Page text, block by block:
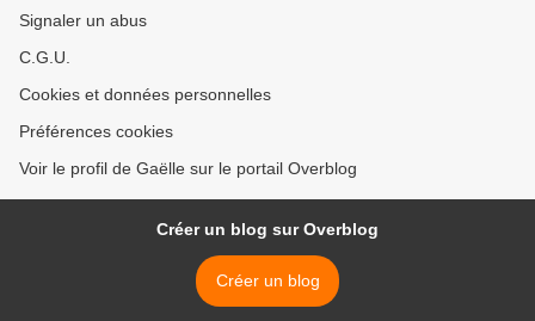
Signaler un abus
C.G.U.
Cookies et données personnelles
Préférences cookies
Voir le profil de Gaëlle sur le portail Overblog
Créer un blog sur Overblog
Créer un blog